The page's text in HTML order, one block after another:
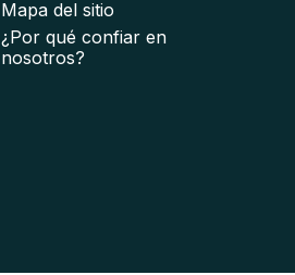
Mapa del sitio
¿Por qué confiar en
nosotros?